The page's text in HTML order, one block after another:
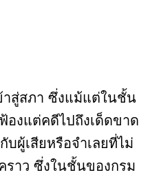
าสู่สภา ซึ่งแม้แต่ในชั้น
องแต่คดีไปถึงเด็ดขาด
บผู้เสียหรือจำเลยที่ไม่
ราว ซึ่งในชั้นของกรม